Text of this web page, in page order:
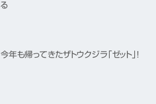
る
今年も帰ってきたザトウクジラ「ゼット」！